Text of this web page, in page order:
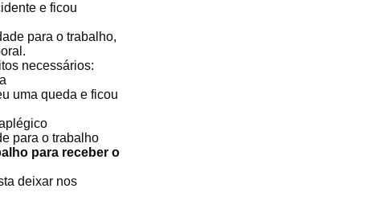
e ficou
para o trabalho,
necessários:
uma queda e ficou
para o trabalho
para receber o
deixar nos